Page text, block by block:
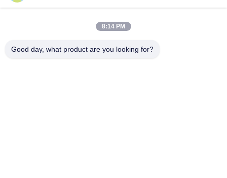
001-512-7443871
8:14 PM
Good day, what product are you looking for?